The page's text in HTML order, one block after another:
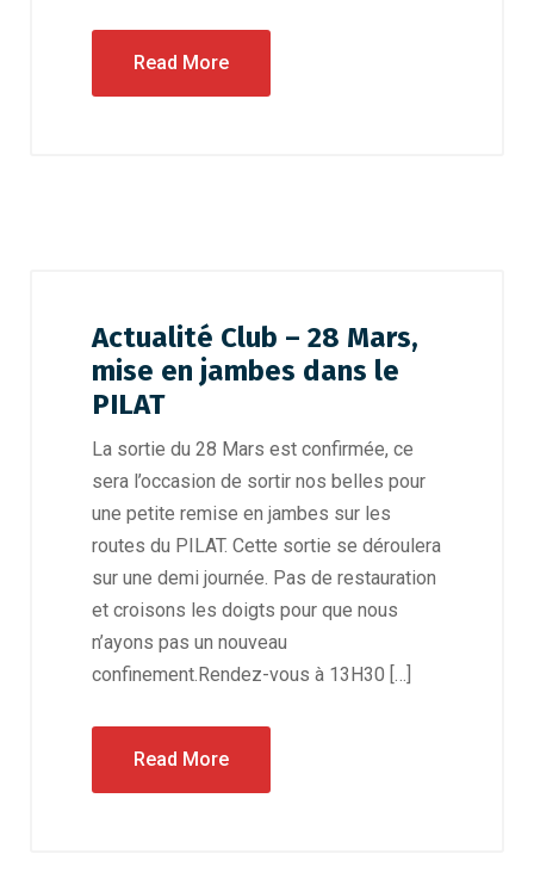
Read More
Actualité Club – 28 Mars,
mise en jambes dans le
PILAT
La sortie du 28 Mars est confirmée, ce
sera l’occasion de sortir nos belles pour
une petite remise en jambes sur les
routes du PILAT. Cette sortie se déroulera
sur une demi journée. Pas de restauration
et croisons les doigts pour que nous
n’ayons pas un nouveau
confinement.Rendez-vous à 13H30 […]
Read More